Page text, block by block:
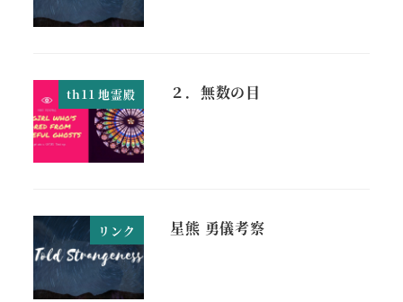
th11 地霊殿 ２．無数の目
リンク 星熊 勇儀考察